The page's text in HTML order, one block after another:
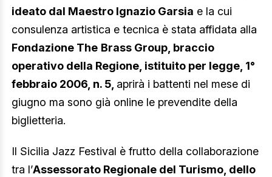
ideato dal Maestro Ignazio Garsia e la cui
consulenza artistica e tecnica è stata affidata alla
Fondazione The Brass Group, braccio
operativo della Regione, istituito per legge, 1°
febbraio 2006, n. 5, aprirà i battenti nel mese di
giugno ma sono già online le prevendite della
biglietteria.
Il Sicilia Jazz Festival è frutto della collaborazione
tra l’Assessorato Regionale del Turismo, dello